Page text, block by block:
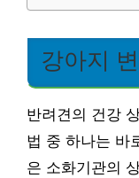
강아지
반려견의 건강
법 중 하나는 바
은 소화기관의